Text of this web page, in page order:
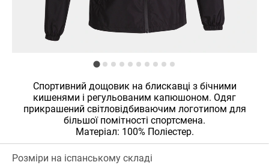
Спортивний дощовик на блискавці з бічними
кишенями і регульованим капюшоном. Одяг
прикрашений світловідбиваючим логотипом для
більшої помітності спортсмена.
Матеріал: 100% Поліестер.
Розміри на іспанському складі